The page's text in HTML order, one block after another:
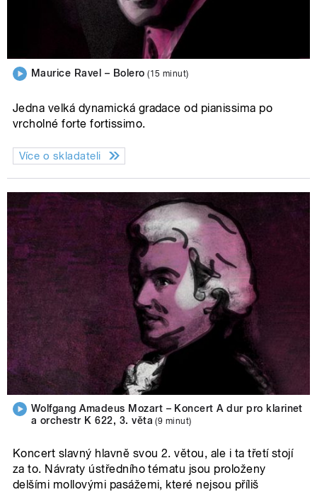
Maurice Ravel – Bolero (15 minut)
Jedna velká dynamická gradace od pianissima po
vrcholné forte fortissimo.
Více o skladateli
Wolfgang Amadeus Mozart – Koncert A dur pro klarinet
a orchestr K 622, 3. věta (9 minut)
Koncert slavný hlavně svou 2. větou, ale i ta třetí stojí
za to. Návraty ústředního tématu jsou proloženy
delšími mollovými pasážemi, které nejsou příliš